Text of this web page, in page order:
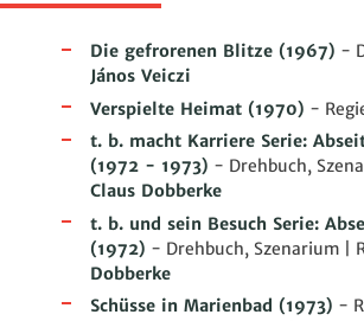
Die gefrorenen Blitze (1967) -
János Veiczi
Verspielte Heimat (1970) -
t. b. macht Karriere Serie:
(1972 - 1973) - Drehbuch,
Claus Dobberke
t. b. und sein Besuch Serie:
(1972) - Drehbuch, Szenarium |
Dobberke
Schüsse in Marienbad (1973) -